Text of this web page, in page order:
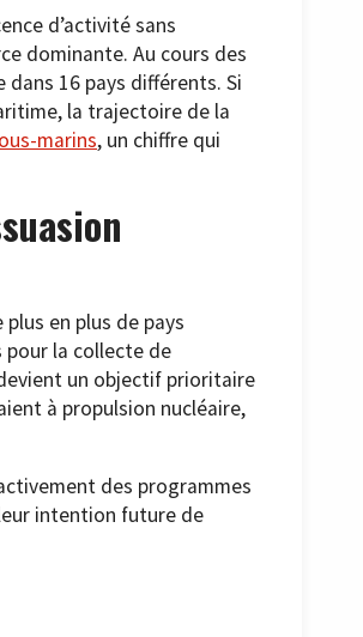
d’activité sans
dominante. Au cours des
16 pays différents. Si
la trajectoire de la
marins, un chiffre qui
en plus de pays
pour la collecte de
un objectif prioritaire
à propulsion nucléaire,
des programmes
intention future de